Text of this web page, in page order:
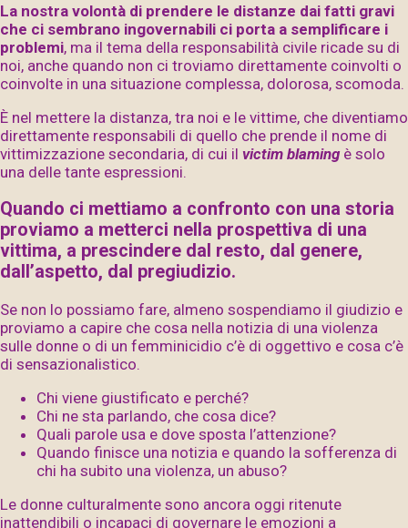
La nostra volontà di prendere le distanze dai fatti gravi
che ci sembrano ingovernabili ci porta a semplificare i
problemi, ma il tema della responsabilità civile ricade su di
noi, anche quando non ci troviamo direttamente coinvolti o
coinvolte in una situazione complessa, dolorosa, scomoda.
È nel mettere la distanza, tra noi e le vittime, che diventiamo
direttamente responsabili di quello che prende il nome di
vittimizzazione secondaria, di cui il victim blaming è solo
una delle tante espressioni.
Quando ci mettiamo a confronto con una storia
proviamo a metterci nella prospettiva di una
vittima, a prescindere dal resto, dal genere,
dall’aspetto, dal pregiudizio.
Se non lo possiamo fare, almeno sospendiamo il giudizio e
proviamo a capire che cosa nella notizia di una violenza
sulle donne o di un femminicidio c’è di oggettivo e cosa c’è
di sensazionalistico.
Chi viene giustificato e perché?
Chi ne sta parlando, che cosa dice?
Quali parole usa e dove sposta l’attenzione?
Quando finisce una notizia e quando la sofferenza di
chi ha subito una violenza, un abuso?
Le donne culturalmente sono ancora oggi ritenute
inattendibili o incapaci di governare le emozioni a